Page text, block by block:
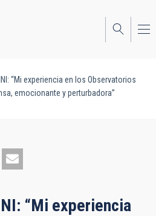
“Mi experiencia en los Observatorios
emocionante y perturbadora”
“Mi experiencia